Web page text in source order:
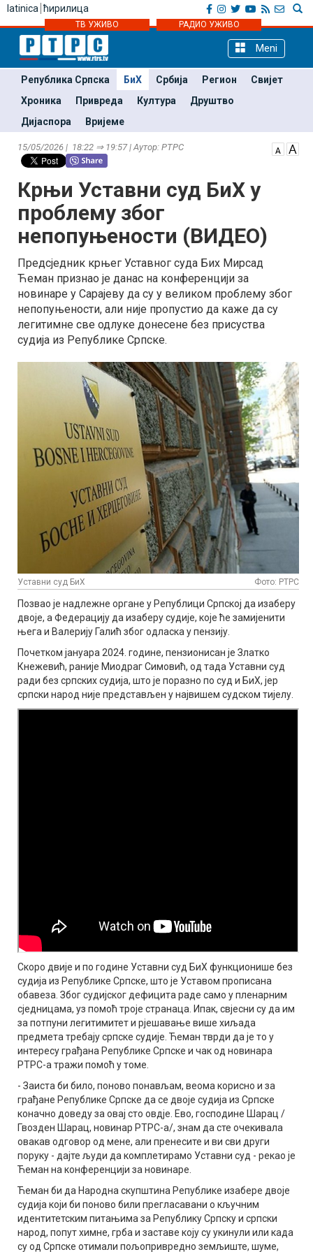
latinica ћирилица
ТВ УЖИВО РАДИО УЖИВО
Meni
Република Српска БиХ Србија Регион
Свијет
Хроника
Привреда Култура
Друштво
Дијаспора
Вријеме
15/05/2026 | 18:22 ⇒ 19:57 | Аутор: РТРС
Крњи Уставни суд БиХ у
проблему због
непопуњености (ВИДЕО)
Предсједник крњег Уставног суда Бих Мирсад
Ћеман признао је данас на конференцији за
новинаре у Сарајеву да су у великом проблему због
непопуњености, али није пропустио да каже да су
легитимне све одлуке донесене без присуства
судија из Републике Српске.
Уставни суд БиХ Фото: РТРС
Позвао је надлежне органе у Републици Српској да изаберу
двоје, а Федерацију да изаберу судије, које ће замијенити
њега и Валерију Галић због одласка у пензију.
Почетком јануара 2024. године, пензионисан је Златко
Кнежевић, раније Миодраг Симовић, од тада Уставни суд
ради без српских судија, што је поразно по суд и БиХ, јер
српски народ није представљен у највишем судском тијелу.
Скоро двије и по године Уставни суд БиХ функционише без
судија из Републике Српске, што је Уставом прописана
обавеза. Због судијског дефицита раде само у пленарним
сједницама, уз помоћ троје странаца. Ипак, свјесни су да им
за потпуни легитимитет и рјешавање више хиљада
предмета требају српске судије. Ћеман тврди да је то у
интересу грађана Републике Српске и чак од новинара
РТРС-а тражи помоћ у томе.
- Заиста би било, поново понављам, веома корисно и за
грађане Републике Српске да се двоје судија из Српске
коначно доведу за овај сто овдје. Ево, господине Шарац /
Гвозден Шарац, новинар РТРС-а/, знам да сте очекивала
овакав одговор од мене, али пренесите и ви сви други
поруку - дајте људи да комплетирамо Уставни суд - рекао је
Ћеман на конференцији за новинаре.
Ћеман би да Народна скупштина Републике изабере двоје
судија који би поново били прегласавани о кључним
идентитетским питањима за Републику Српску и српски
народ, попут химне, грба и заставе коју су укинули или када
су од Српске отимали пољопривредно земљиште, шуме,